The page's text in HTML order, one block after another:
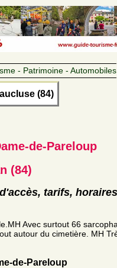
- Patrimoine - Automobiles
(84)
de-Pareloup
(84)
tarifs, horaires
Avec surtout 66
autour du cimetière. MH
de-Pareloup